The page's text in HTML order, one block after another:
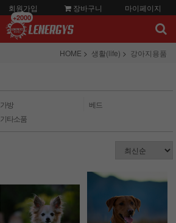
회원가입
+2000
장바구니 마이페이지
HOME 생활(life) 강아지용품
가방
베드
기타소품